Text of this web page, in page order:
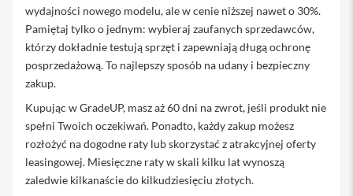
i
z
a
s
i
l
n
i
K
a
wydajności nowego modelu, ale w cenie niższej nawet o 30%.
Pamiętaj tylko o jednym: wybieraj zaufanych sprzedawców,
którzy dokładnie testują sprzęt i zapewniają długą ochronę
posprzedażową. To najlepszy sposób na udany i bezpieczny
zakup.
Kupując w GradeUP, masz aż 60 dni na zwrot, jeśli produkt nie
spełni Twoich oczekiwań. Ponadto, każdy zakup możesz
rozłożyć na dogodne raty lub skorzystać z atrakcyjnej oferty
leasingowej. Miesięczne raty w skali kilku lat wynoszą
zaledwie kilkanaście do kilkudziesięciu złotych.